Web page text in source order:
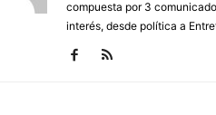
compuesta por 3
interés, desde política a